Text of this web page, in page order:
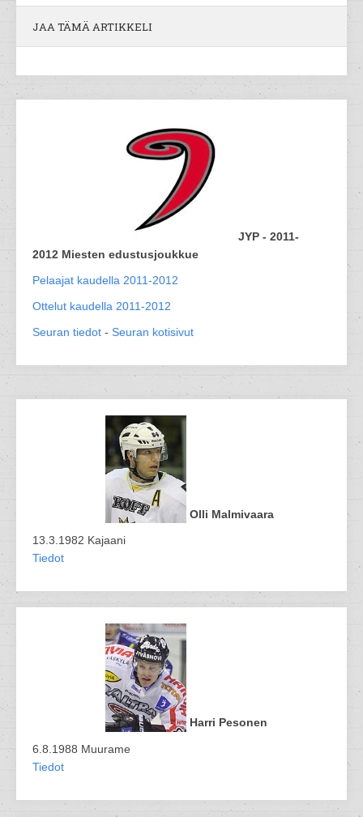
JAA TÄMÄ ARTIKKELI
JYP - 2011-
2012 Miesten edustusjoukkue
Pelaajat kaudella 2011-2012
Ottelut kaudella 2011-2012
Seuran tiedot - Seuran kotisivut
Olli Malmivaara
13.3.1982 Kajaani
Tiedot
Harri Pesonen
6.8.1988 Muurame
Tiedot